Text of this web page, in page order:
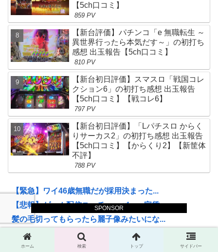
SPONSOR
【5ch口コミ】
859 PV
【新台評価】パチンコ「e 無職転生 ～
異世界行ったら本気だす～」の初打ち
感想 出玉報告【5ch口コミ】
810 PV
【新台初日評価】スマスロ「戦国コレ
クション6」の初打ち感想 出玉報告
【5ch口コミ】【戦コレ6】
797 PV
【新台初日評価】「Lパチスロ からく
りサーカス2」の初打ち感想 出玉報告
【5ch口コミ】【からくり2】【新筐体
不評】
788 PV
【緊急】ワイ46歳無職だが採用決まった...
【悲報】ゲーム配信ユーチューバー…家賃...
髪の毛切ってもらったら麗子像みたいにな...
【画像】なぜか読める画像が発見される。...
【朗報】あの13歳のウクライナ難民美少...
ホーム 検索 トップ サイドバー